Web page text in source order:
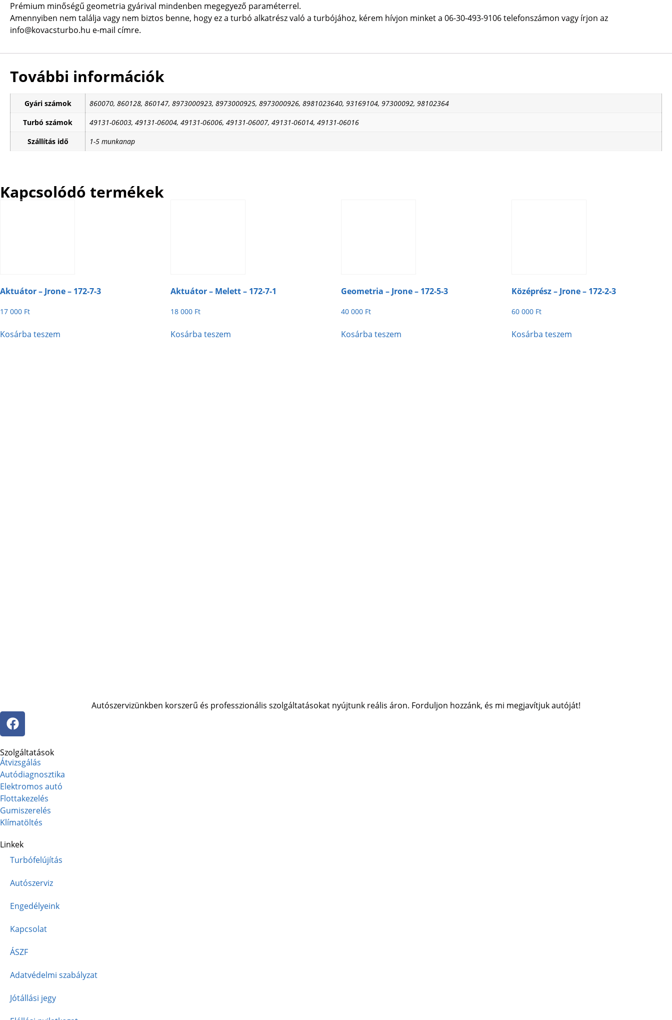
Prémium minőségű geometria gyárival mindenben megegyező paraméterrel.
Amennyiben nem találja vagy nem biztos benne, hogy ez a turbó alkatrész való a turbójához, kérem hívjon minket a 06-30-493-9106 telefonszámon vagy írjon az
info@kovacsturbo.hu e-mail címre.
További információk
Gyári számok
860070, 860128, 860147, 8973000923, 8973000925, 8973000926, 8981023640, 93169104, 97300092, 98102364
Turbó számok
49131-06003, 49131-06004, 49131-06006, 49131-06007, 49131-06014, 49131-06016
Szállítás idő
1-5 munkanap
Kapcsolódó termékek
Aktuátor – Jrone – 172-7-3
17 000 Ft
Kosárba teszem
Aktuátor – Melett – 172-7-1
18 000 Ft
Kosárba teszem
Geometria – Jrone – 172-5-3
40 000 Ft
Kosárba teszem
Középrész – Jrone – 172-2-3
60 000 Ft
Kosárba teszem
Autószervizünkben korszerű és professzionális szolgáltatásokat nyújtunk reális áron. Forduljon hozzánk, és mi megjavítjuk autóját!
Szolgáltatások
Átvizsgálás
Autódiagnosztika
Elektromos autó
Flottakezelés
Gumiszerelés
Klímatöltés
Linkek
Turbófelújítás
Autószerviz
Engedélyeink
Kapcsolat
ÁSZF
Adatvédelmi szabályzat
Jótállási jegy